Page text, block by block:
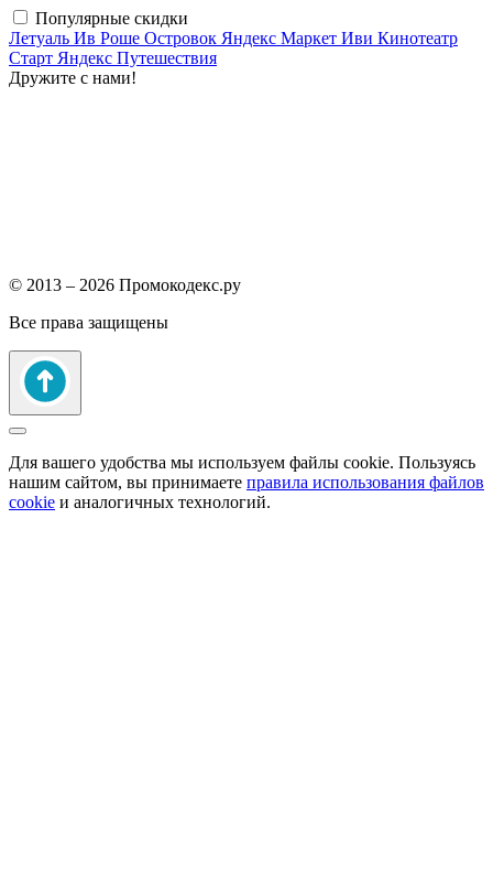
Популярные скидки
Летуаль Ив Роше Островок Яндекс Маркет Иви Кинотеатр
Старт Яндекс Путешествия
Дружите с нами!
© 2013 – 2026 Промокодекс.ру
Все права защищены
Для вашего удобства мы используем файлы cookie. Пользуясь
нашим сайтом, вы принимаете правила использования файлов
cookie и аналогичных технологий.